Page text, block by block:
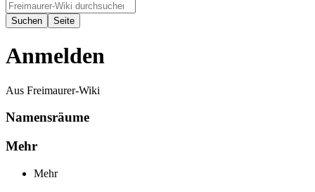
Anmelden
Aus Freimaurer-Wiki
Namensräume
Mehr
Mehr